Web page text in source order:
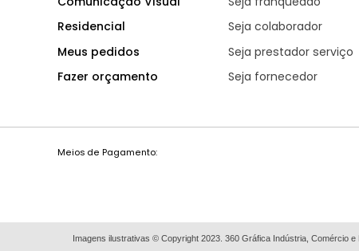
Residencial
Meus pedidos
Fazer orçamento
Seja colaborador
Seja prestador serviço
Seja fornecedor
Meios de Pagamento:
Imagens ilustrativas © Copyright 2023. 360 Gráfica Indústria, Comércio